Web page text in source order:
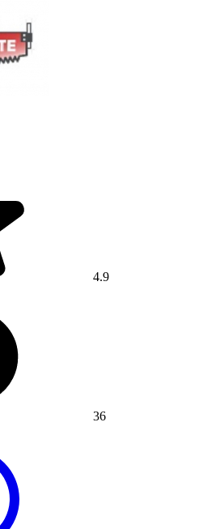
4.9
36